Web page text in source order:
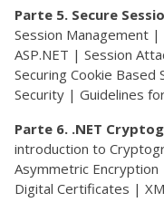
Parte 5. Secure
Session Management |
ASP.NET | Session
Securing Cookie
Security | Guidelines
Parte 6. .NET
introduction to
Asymmetric
Digital Certificates |